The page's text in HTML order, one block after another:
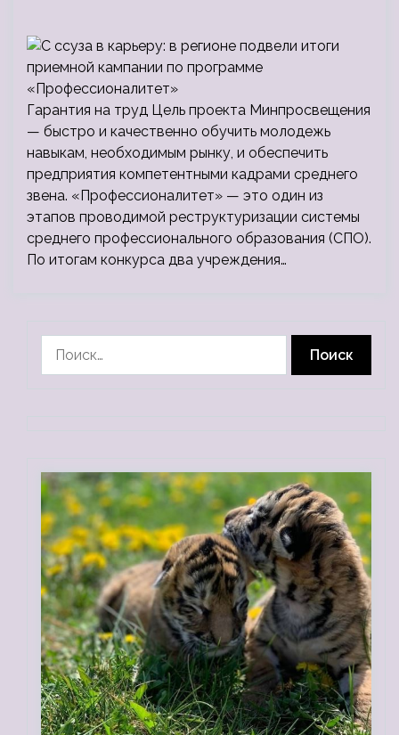
Гарантия на труд Цель проекта Минпросвещения
— быстро и качественно обучить молодежь
навыкам, необходимым рынку, и обеспечить
предприятия компетентными кадрами среднего
звена. «Профессионалитет» — это один из
этапов проводимой реструктуризации системы
среднего профессионального образования (СПО).
По итогам конкурса два учреждения…